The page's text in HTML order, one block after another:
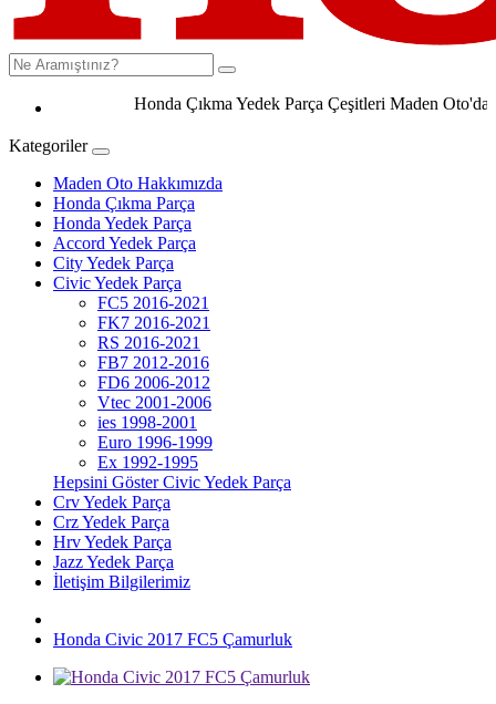
Honda Çıkma Yedek Parça Çeşitleri Maden Oto'da
Kategoriler
Maden Oto Hakkımızda
Honda Çıkma Parça
Honda Yedek Parça
Accord Yedek Parça
City Yedek Parça
Civic Yedek Parça
FC5 2016-2021
FK7 2016-2021
RS 2016-2021
FB7 2012-2016
FD6 2006-2012
Vtec 2001-2006
ies 1998-2001
Euro 1996-1999
Ex 1992-1995
Hepsini Göster Civic Yedek Parça
Crv Yedek Parça
Crz Yedek Parça
Hrv Yedek Parça
Jazz Yedek Parça
İletişim Bilgilerimiz
Honda Civic 2017 FC5 Çamurluk